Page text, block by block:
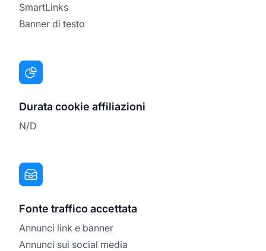
SmartLinks
Banner di testo
Durata cookie affiliazioni
N/D
Fonte traffico accettata
Annunci link e banner
Annunci sui social media